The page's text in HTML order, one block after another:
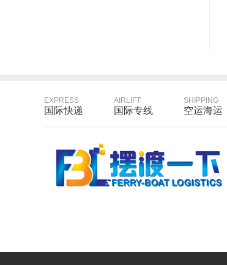
EXPRESS
国际快递
AIRLIFT
国际专线
SHIPPING
空运海运